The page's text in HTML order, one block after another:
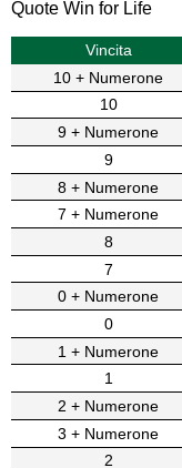
Quote Win for Life
Vincita
10 + Numerone
10
9 + Numerone
9
8 + Numerone
7 + Numerone
8
7
0 + Numerone
0
1 + Numerone
1
2 + Numerone
3 + Numerone
2